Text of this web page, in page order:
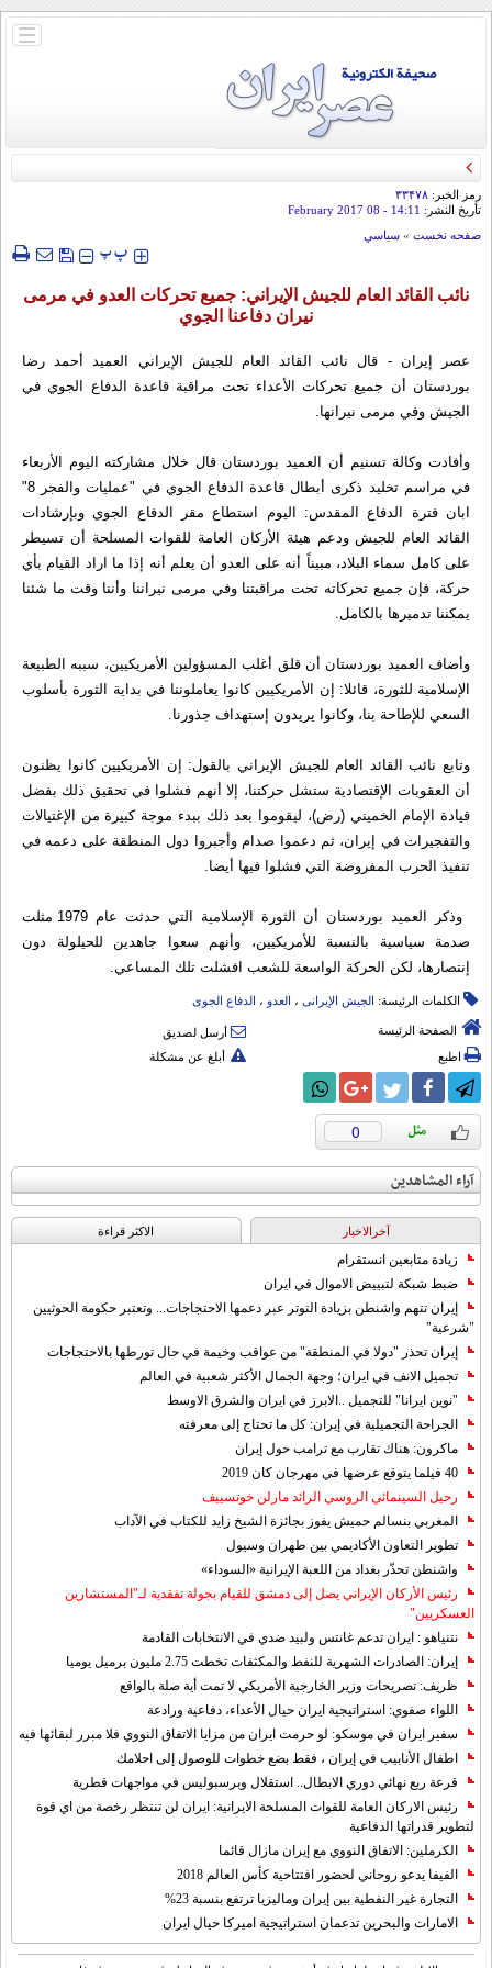
باز
رمز الخبر: ۳۳۴۷۸
تأريخ النشر: 14:11
- 08 February 2017
صفحه نخست » سياسي
‍‍‍ پپ
نائب القائد العام للجيش الإيراني: جميع تحركات العدو في مرمى
نيران دفاعنا الجوي
عصر إيران - قال نائب القائد العام للجيش الإيراني العميد أحمد رضا
بوردستان أن جميع تحركات الأعداء تحت مراقبة قاعدة الدفاع الجوي في
الجيش وفي مرمى نيرانها.
وأفادت وكالة تسنيم أن العميد بوردستان قال خلال مشاركته اليوم الأربعاء
في مراسم تخليد ذكرى أبطال قاعدة الدفاع الجوي في "عمليات والفجر 8"
ابان فترة الدفاع المقدس: اليوم استطاع مقر الدفاع الجوي وبإرشادات
القائد العام للجيش ودعم هيئة الأركان العامة للقوات المسلحة أن تسيطر
على كامل سماء البلاد، مبيناً أنه على العدو أن يعلم أنه إذا ما اراد القيام بأي
حركة، فإن جميع تحركاته تحت مراقبتنا وفي مرمى نيراننا وأننا وقت ما شئنا
يمكننا تدميرها بالكامل.
وأضاف العميد بوردستان أن قلق أغلب المسؤولين الأمريكيين، سببه الطبيعة
الإسلامية للثورة، قائلا: إن الأمريكيين كانوا يعاملوننا في بداية الثورة بأسلوب
السعي للإطاحة بنا، وكانوا يريدون إستهداف جذورنا.
وتابع نائب القائد العام للجيش الإيراني بالقول: إن الأمريكيين كانوا يظنون
أن العقوبات الإقتصادية ستشل حركتنا، إلا أنهم فشلوا في تحقيق ذلك بفضل
قيادة الإمام الخميني (رض)، ليقوموا بعد ذلك ببدء موجة كبيرة من الإغتيالات
والتفجيرات في إيران، ثم دعموا صدام وأجبروا دول المنطقة على دعمه في
تنفيذ الحرب المفروضة التي فشلوا فيها أيضا.
وذكر العميد بوردستان أن الثورة الإسلامية التي حدثت عام 1979 مثلت
صدمة سياسية بالنسبة للأمريكيين، وأنهم سعوا جاهدين للحيلولة دون
إنتصارها، لكن الحركة الواسعة للشعب افشلت تلك المساعي.
الكلمات الرئيسة: الجیش الإیرانی ، العدو ، الدفاع الجوی
الصفحة الرئيسة
أرسل لصديق
اطبع
أبلغ عن مشكلة
0
آراء المشاهدين
آخرالاخبار الاکثر قراءة
زيادة متابعين انستقرام
ضبط شبكة لتبييض الاموال في ايران
إيران تتهم واشنطن بزيادة التوتر عبر دعمها الاحتجاجات... وتعتبر حكومة الحوثيين
"شرعية"
إيران تحذر "دولا في المنطقة" من عواقب وخيمة في حال تورطها بالاحتجاجات
تجميل الانف في ايران؛ وجهة الجمال الأكثر شعبية في العالم
"نوين ايرانا" للتجميل ..الابرز في ايران والشرق الاوسط
الجراحة التجميلية في إيران: كل ما تحتاج إلى معرفته
ماكرون: هناك تقارب مع ترامب حول إيران
40 فيلما يتوقع عرضها في مهرجان كان 2019
رحيل السينمائي الروسي الرائد مارلن خوتسييف
المغربي بنسالم حميش يفوز بجائزة الشيخ زايد للكتاب في الآداب
تطوير التعاون الأكاديمي بين طهران وسيول
واشنطن تحذّر بغداد من اللعبة الإيرانية «السوداء»
رئيس الأركان الإيراني يصل إلى دمشق للقيام بجولة تفقدية لـ"المستشارين
العسكريين"
نتنياهو : ايران تدعم غانتس ولبيد ضدي في الانتخابات القادمة
إيران: الصادرات الشهریة للنفط والمكثفات تخطت 2.75 مليون برميل يوميا
ظريف: تصريحات وزير الخارجية الأمريكي لا تمت أية صلة بالواقع
اللواء صفوي: استراتيجية ايران حيال الأعداء، دفاعية ورادعة
سفير ايران في موسكو: لو حرمت ايران من مزايا الاتفاق النووي فلا مبرر لبقائها فيه
اطفال الأنابيب في إيران ، فقط بضع خطوات للوصول إلى احلامك
قرعة ربع نهائي دوري الابطال.. استقلال وبرسبوليس في مواجهات قطرية
رئيس الاركان العامة للقوات المسلحة الايرانية: ايران لن تنتظر رخصة من اي قوة
لتطوير قدراتها الدفاعية
الكرملين: الاتفاق النووي مع إيران مازال قائما
الفيفا يدعو روحاني لحضور افتتاحية كأس العالم 2018
التجارة غیر النفطیة بین إیران ومالیزیا ترتفع بنسبة 23%
الامارات والبحرين تدعمان استراتيجية اميركا حيال ايران